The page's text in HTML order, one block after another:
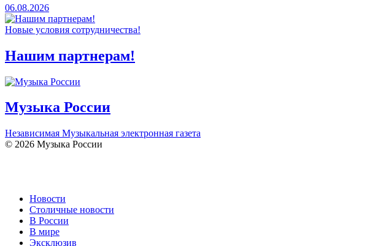
06.08.2026
Новые условия сотрудничества!
Нашим партнерам!
Музыка России
Независимая Музыкальная электронная газета
© 2026 Музыка России
Новости
Столичные новости
В России
В мире
Эксклюзив